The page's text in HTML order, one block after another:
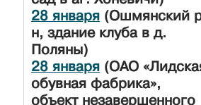
28 января (Ошмянский
н, здание клуба в д.
Поляны)
28 января (ОАО
обувная фабрика»,
объект незавершенного